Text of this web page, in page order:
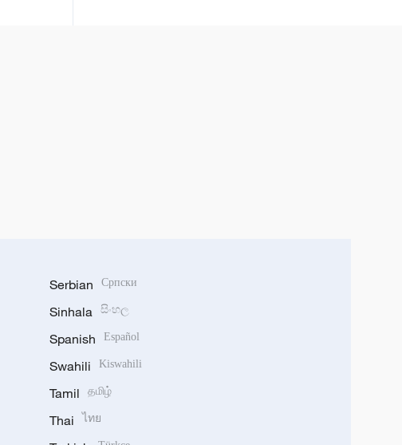
Serbian Српски
Sinhala සිංහල
Spanish Español
Swahili Kiswahili
Tamil தமிழ்
Thai ไทย